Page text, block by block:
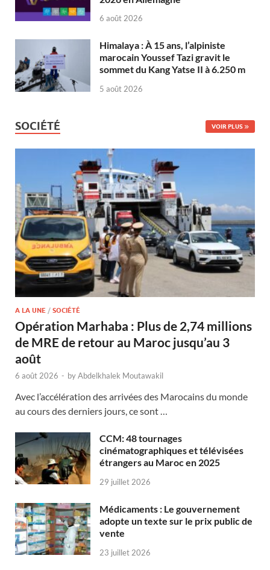
6 août 2026
Himalaya : À 15 ans, l’alpiniste
marocain Youssef Tazi gravit le
sommet du Kang Yatse II à 6.250 m
5 août 2026
SOCIÉTÉ VOIR PLUS
A LA UNE / SOCIÉTÉ
Opération Marhaba : Plus de 2,74 millions
de MRE de retour au Maroc jusqu’au 3
août
6 août 2026 - byAbdelkhalek Moutawakil
Avec l’accélération des arrivées des Marocains du monde
au cours des derniers jours, ce sont …
CCM: 48 tournages
cinématographiques et télévisées
étrangers au Maroc en 2025
29 juillet 2026
Médicaments : Le gouvernement
adopte un texte sur le prix public de
vente
23 juillet 2026